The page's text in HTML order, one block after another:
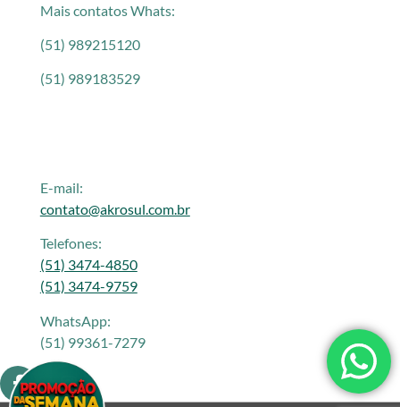
Mais contatos Whats:
(51) 989215120
(51) 989183529
E-mail:
contato@akrosul.com.br
Telefones:
(51) 3474-4850
(51) 3474-9759
WhatsApp:
(51) 99361-7279